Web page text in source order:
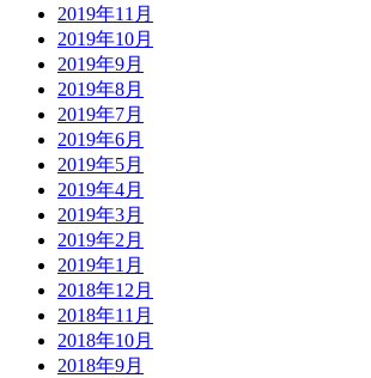
2019年11月
2019年10月
2019年9月
2019年8月
2019年7月
2019年6月
2019年5月
2019年4月
2019年3月
2019年2月
2019年1月
2018年12月
2018年11月
2018年10月
2018年9月